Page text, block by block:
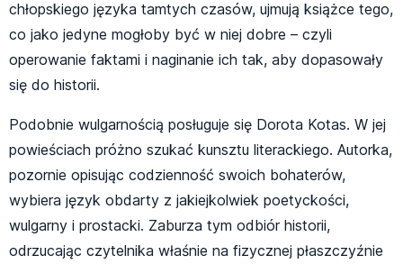
chłopskiego języka tamtych czasów, ujmują książce tego,
co jako jedyne mogłoby być w niej dobre – czyli
operowanie faktami i naginanie ich tak, aby dopasowały
się do historii.
Podobnie wulgarnością posługuje się Dorota Kotas. W jej
powieściach próżno szukać kunsztu literackiego. Autorka,
pozornie opisując codzienność swoich bohaterów,
wybiera język obdarty z jakiejkolwiek poetyckości,
wulgarny i prostacki. Zaburza tym odbiór historii,
odrzucając czytelnika właśnie na fizycznej płaszczyźnie